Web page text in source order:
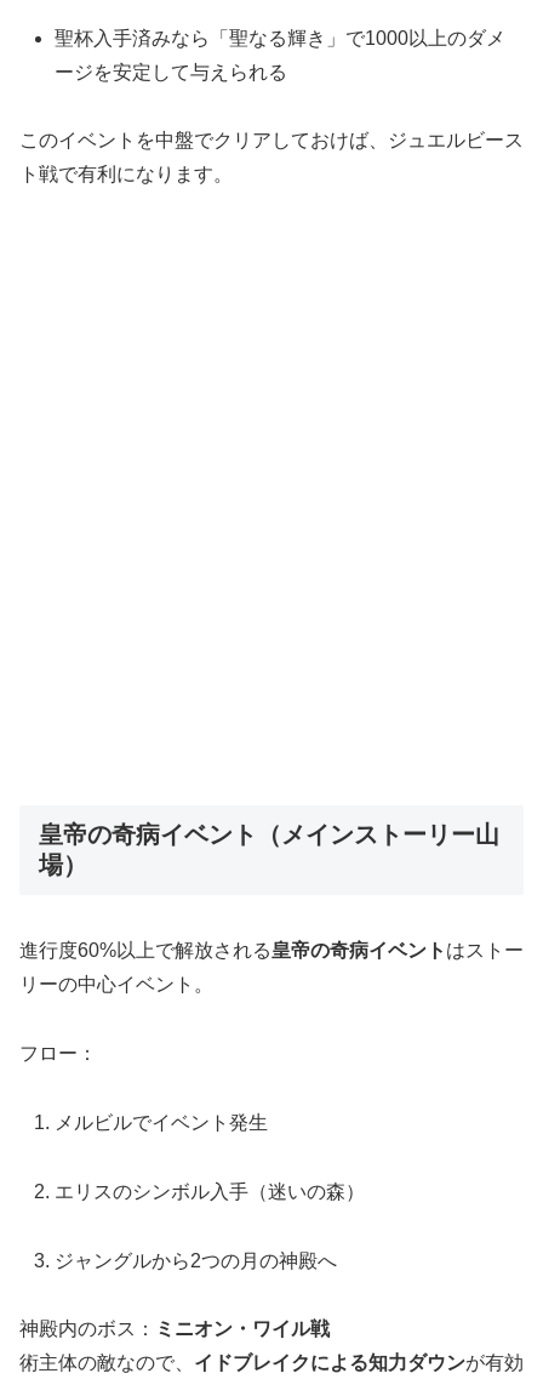
聖杯入手済みなら「聖なる輝き」で1000以上のダメ
ージを安定して与えられる
このイベントを中盤でクリアしておけば、ジュエルビース
ト戦で有利になります。
皇帝の奇病イベント（メインストーリー山
場）
進行度60%以上で解放される皇帝の奇病イベント はストー
リーの中心イベント。
フロー：
メルビルでイベント発生
エリスのシンボル入手（迷いの森）
ジャングルから2つの月の神殿へ
神殿内のボス： ミニオン・ワイル戦
術主体の敵なので、 イドブレイクによる知力ダウンが有効